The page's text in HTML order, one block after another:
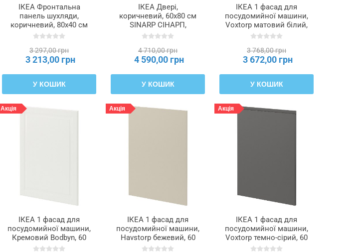
ІКЕА Фронтальна
панель шухляди,
коричневий, 80x40 см
SINARP СІНАРП,
3 297,00 грн
3 213,00 грн
У КОШИК
ІКЕА Двері,
коричневий, 60x80 см
SINARP СІНАРП,
004.041.62
4 710,00 грн
4 590,00 грн
У КОШИК
ІКЕА 1 фасад для
посудомийної машини,
Voxtorp матовий білий,
60 см METOD МЕТОД,
3 768,00 грн
3 672,00 грн
У КОШИК
Акція
ІКЕА 1 фасад для
посудомийної машини,
Кремовий Bodbyn, 60
см METOD МЕТОД,
Акція
ІКЕА 1 фасад для
посудомийної машини,
Havstorp бежевий, 60
см METOD МЕТОД,
Акція
ІКЕА 1 фасад для
посудомийної машини,
Voxtorp темно-сірий, 60
см METOD МЕТОД,